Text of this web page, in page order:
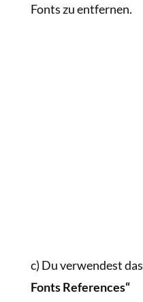
Fonts zu entfernen.
c) Du verwendest das
Fonts References“